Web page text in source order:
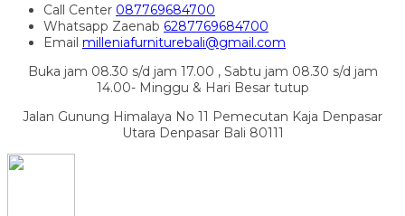
Call Center 087769684700
Whatsapp Zaenab 6287769684700
Email milleniafurniturebali@gmail.com
Buka jam 08.30 s/d jam 17.00 , Sabtu jam 08.30 s/d jam
14.00- Minggu & Hari Besar tutup
Jalan Gunung Himalaya No 11 Pemecutan Kaja Denpasar
Utara Denpasar Bali 80111